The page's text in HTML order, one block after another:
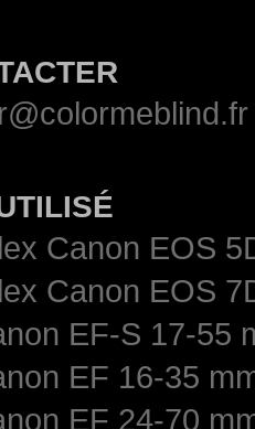
Canon EOS
Canon EOS
EF-S 17-55
EF 16-35
EF 24-70